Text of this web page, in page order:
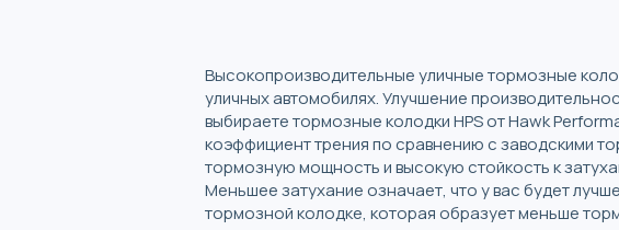
Высокопроизводительные уличные тормозные
уличных автомобилях. Улучшение
выбираете тормозные колодки HPS от Hawk
коэффициент трения по сравнению с заводскими
тормозную мощность и высокую стойкость к
Меньшее затухание означает, что у вас будет
тормозной колодке, которая образует меньше